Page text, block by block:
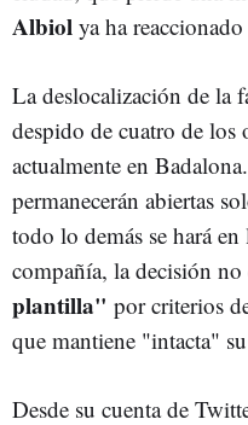
Albiol ya ha
La deslocalización de la
despido de cuatro de los
actualmente en
permanecerán abiertas
todo lo demás se hará
compañía, la decisión no
plantilla" por criterios
que mantiene "intacta"
Desde su cuenta de